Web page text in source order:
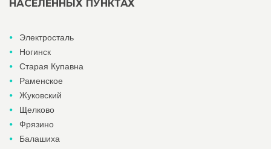
НАСЕЛЕННЫХ ПУНКТАХ
Электросталь
Ногинск
Старая Купавна
Раменское
Жуковский
Щелково
Фрязино
Балашиха